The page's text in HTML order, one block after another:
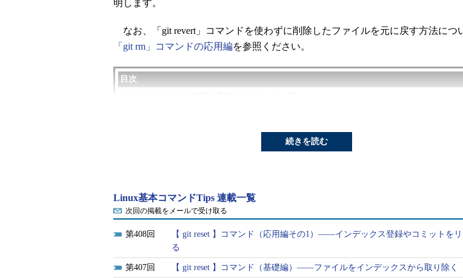
明します。
なお、「git revert」コマンドを使わずに削除したファイルを元に戻す方法につ
「git rm」コマンドの応用編を参照ください。
目次
マージされたコミットを取り消す
マージされたコミットを取り消した直後に操作をやり直す
git／git revertコマンドとは？
「git」は「Git」という分散型バージョン管理システム用のコマンドです。Git
Linuxカーネルのソースコードを管理するために作られた「バージョン管理シス
で、現在は多くのソフトウェアやWebサイトのソースコード、ドキュメントの管
用いられています。
続きを読む
Linux基本コマンドTips 連載一覧
次回の掲載をメールで受け取る
408
【 git reset 】コマンド（応用編その1）――インデックス登録やコミットを
る
407 【 git reset 】コマンド（基礎編）――ファイルをインデックスから取り除く